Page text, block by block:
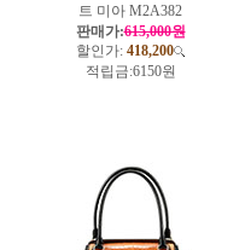
트 미아 M2A382
판매가:615,000원
할인가: 418,200
적립금:6150원